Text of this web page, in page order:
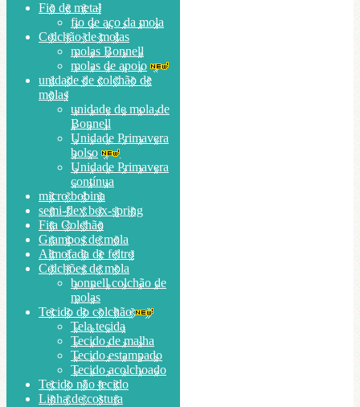
Fio de metal
fio de aço da mola
Colchão de molas
molas Bonnell
molas de apoio
unidade de colchão de
molas
unidade de mola de
Bonnell
Unidade Primavera
bolso
Unidade Primavera
contínua
micro bobina
semi-flex box-spring
Fita Colchão
Grampos de mola
Almofada de feltro
Colchões de mola
bonnell colchão de
molas
Tecido do colchão
Tela tecida
Tecido de malha
Tecido estampado
Tecido acolchoado
Tecido não tecido
Linha de costura